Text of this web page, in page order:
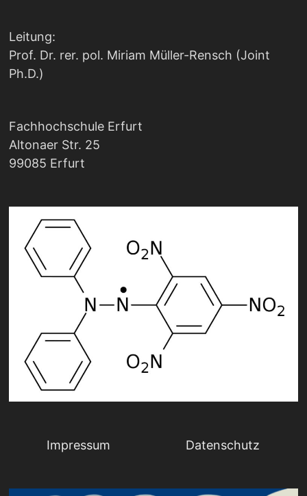
Leitung:
Prof. Dr. rer. pol. Miriam Müller-Rensch (Joint
Ph.D.)
Fachhochschule Erfurt
Altonaer Str. 25
99085 Erfurt
Impressum Datenschutz